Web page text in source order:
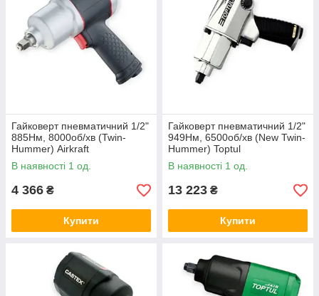
Гайковерт пневматичний 1/2"
885Нм, 8000об/хв (Twin-
Hummer) Airkraft
В наявності 1 од.
4 366 ₴
Купити
Гайковерт пневматичний 1/2"
949Нм, 6500об/хв (New Twin-
Hummer) Toptul
В наявності 1 од.
13 223 ₴
Купити